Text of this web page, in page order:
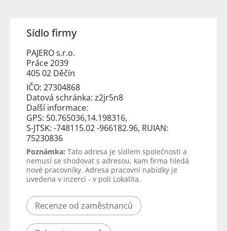
Sídlo firmy
PAJERO s.r.o.
Práce 2039
405 02 Děčín
IČO: 27304868
Datová schránka: z2jr5n8
Další informace:
GPS: 50.765036,14.198316,
S-JTSK: -748115.02 -966182.96, RUIAN:
75230836
Poznámka: Tato adresa je sídlem společnosti a
nemusí se shodovat s adresou, kam firma hledá
nové pracovníky. Adresa pracovní nabídky je
uvedena v inzerci - v poli Lokalita.
Recenze od zaměstnanců